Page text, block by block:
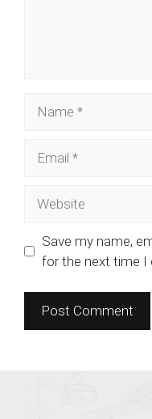
Save my name,
for the next time I